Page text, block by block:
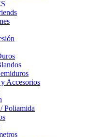
Accesorios
Poliamida